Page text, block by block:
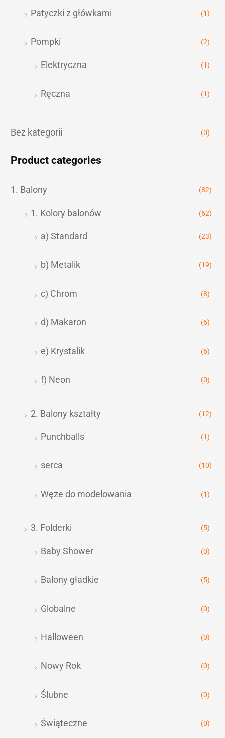
Patyczki z główkami (1)
Pompki (2)
Elektryczna (1)
Ręczna (1)
Bez kategorii (0)
Product categories
1. Balony (82)
1. Kolory balonów (62)
a) Standard (23)
b) Metalik (19)
c) Chrom (8)
d) Makaron (6)
e) Krystalik (6)
f) Neon (0)
2. Balony kształty (12)
Punchballs (1)
serca (10)
Węże do modelowania (1)
3. Folderki (5)
Baby Shower (0)
Balony gładkie (5)
Globalne (0)
Halloween (0)
Nowy Rok (0)
Ślubne (0)
Świąteczne (0)